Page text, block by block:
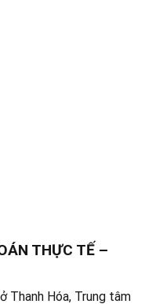
THỰC TẾ –
Thanh Hóa, Trung tâm